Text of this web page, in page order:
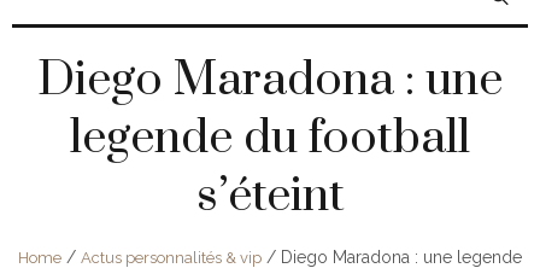
Diego Maradona : une
legende du football
s’éteint
Home / Actus personnalités & vip / Diego Maradona : une legende